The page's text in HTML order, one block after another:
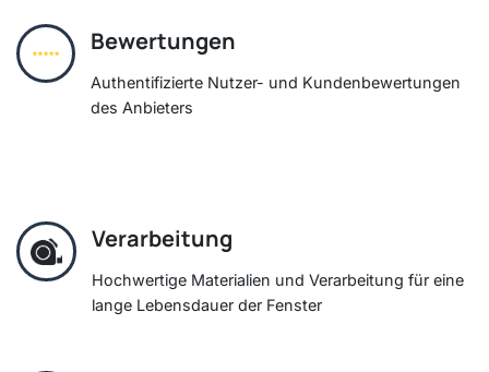
Bewertungen
Authentifizierte Nutzer- und Kundenbewertungen
des Anbieters
Verarbeitung
Hochwertige Materialien und Verarbeitung für eine
lange Lebensdauer der Fenster